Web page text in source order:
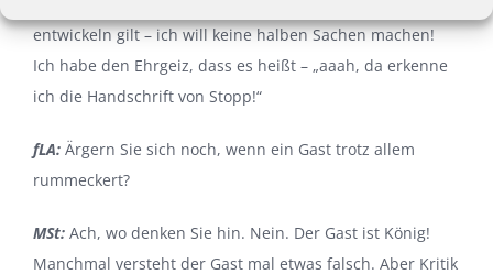
entwickeln gilt – ich will keine halben Sachen machen!
Ich habe den Ehrgeiz, dass es heißt – „aaah, da erkenne
ich die Handschrift von Stopp!“
fLA: Ärgern Sie sich noch, wenn ein Gast trotz allem
rummeckert?
MSt: Ach, wo denken Sie hin. Nein. Der Gast ist König!
Manchmal versteht der Gast mal etwas falsch. Aber Kritik